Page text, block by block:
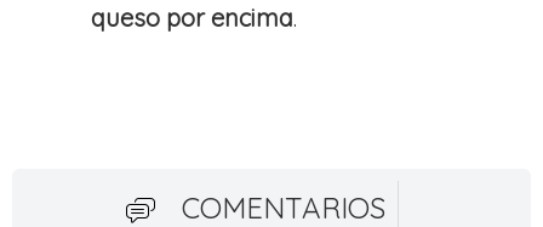
queso por encima.
COMENTARIOS